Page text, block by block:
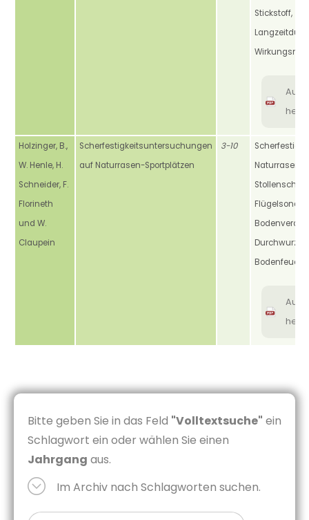
Stickstoff,
Holzinger, B.,
W. Henle, H.
Schneider, F.
Florineth
und W.
Claupein
Scherfestigkeitsuntersuchungen
auf Naturrasen-Sportplätzen
3-10
Naturrasen,
Flügelsonde,
Bitte geben Sie in das Feld "Volltextsuche" ein
Schlagwort ein oder wählen Sie einen
Jahrgang aus.
Im Archiv nach Schlagworten suchen.